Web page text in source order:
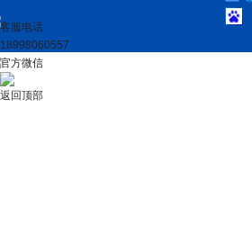
客服电话
18998060557
官方微信
返回顶部